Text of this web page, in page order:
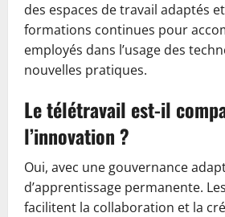
des espaces de travail adaptés
formations continues pour
employés dans l’usage des
nouvelles pratiques.
Le télétravail est-il
l’innovation ?
Oui, avec une gouvernance
d’apprentissage permanente.
facilitent la collaboration et la